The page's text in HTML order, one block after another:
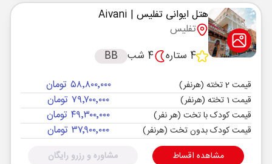
هتل ایوانی تفلیس | Aivani
تفلیس
4 ستاره
4 شب BB
قیمت 2 تخته (هرنفر) ۵۸٬۸۰۰٬۰۰۰ تومان
قیمت 1 تخته (هرنفر) ۷۹٬۷۰۰٬۰۰۰ تومان
قیمت کودک با تخت (هر نفر) ۴۹٬۳۰۰٬۰۰۰ تومان
قیمت کودک بدون تخت (هرنفر) ۳۷٬۹۰۰٬۰۰۰ تومان
مشاهده اقساط مشاوره و رزرو رایگان